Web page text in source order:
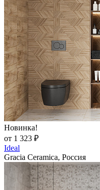
Новинка!
от 1 323 ₽
Ideal
Gracia Ceramica, Россия